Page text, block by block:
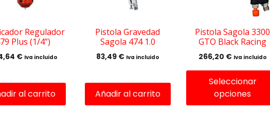
Regulador
Plus (1/4”)
€ Iva incluido
al carrito
Pistola Gravedad
Sagola 474 1.0
83,49 € Iva incluido
Añadir al carrito
Pistola Sagola 3300
GTO Black Racing
266,20 € Iva incluido
Seleccionar
opciones
pueden
elegir
página
producto